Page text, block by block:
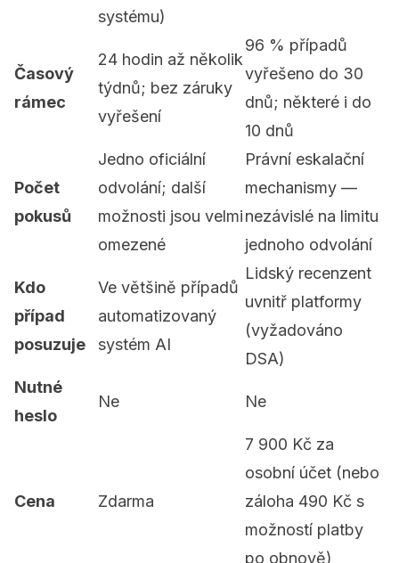
systému)
Časový
rámec
24 hodin až několik
týdnů; bez záruky
vyřešení
96 % případů
vyřešeno do 30
dnů; některé i do
10 dnů
Počet
pokusů
Jedno oficiální
odvolání; další
možnosti jsou velmi
omezené
Právní eskalační
mechanismy —
nezávislé na limitu
jednoho odvolání
Kdo
případ
posuzuje
Ve většině případů
automatizovaný
systém AI
Lidský recenzent
uvnitř platformy
(vyžadováno
DSA)
Nutné
heslo
Ne Ne
Cena Zdarma
7 900 Kč za
osobní účet (nebo
záloha 490 Kč s
možností platby
po obnově)